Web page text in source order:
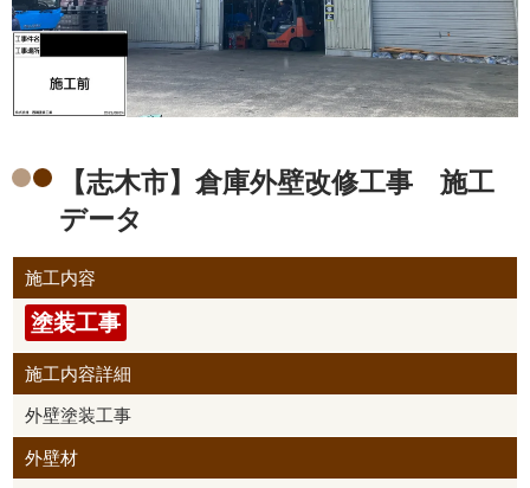
【志木市】倉庫外壁改修工事 施工
データ
施工内容
塗装工事
施工内容詳細
外壁塗装工事
外壁材